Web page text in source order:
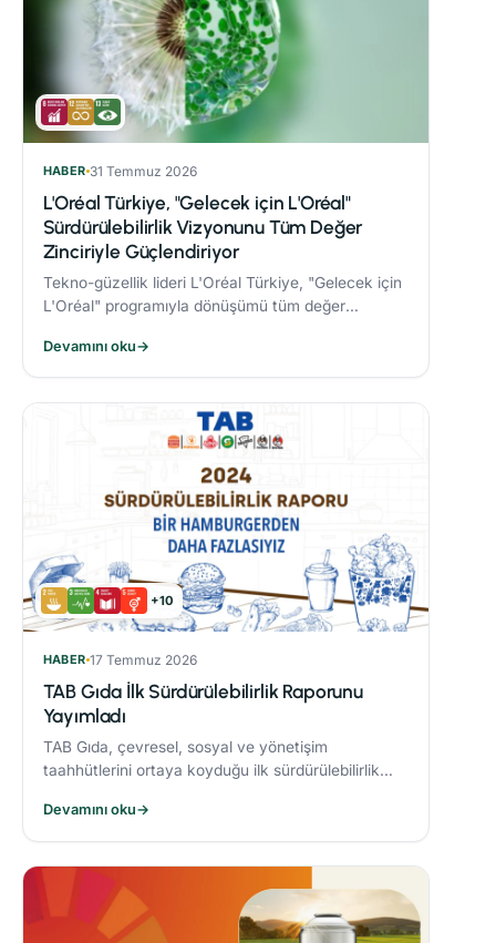
HABER 31 Temmuz 2026
L'Oréal Türkiye, "Gelecek için L'Oréal"
Sürdürülebilirlik Vizyonunu Tüm Değer
Zinciriyle Güçlendiriyor
Tekno-güzellik lideri L'Oréal Türkiye, "Gelecek için
L'Oréal" programıyla dönüşümü tüm değer
Devamını oku→
+10
HABER 17 Temmuz 2026
TAB Gıda İlk Sürdürülebilirlik Raporunu
Yayımladı
TAB Gıda, çevresel, sosyal ve yönetişim
taahhütlerini ortaya koyduğu ilk sürdürülebilirlik
olan bağlılığını ortaya koydu.
Devamını oku→